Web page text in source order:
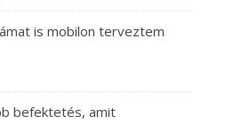
is mobilon terveztem
befektetés, amit